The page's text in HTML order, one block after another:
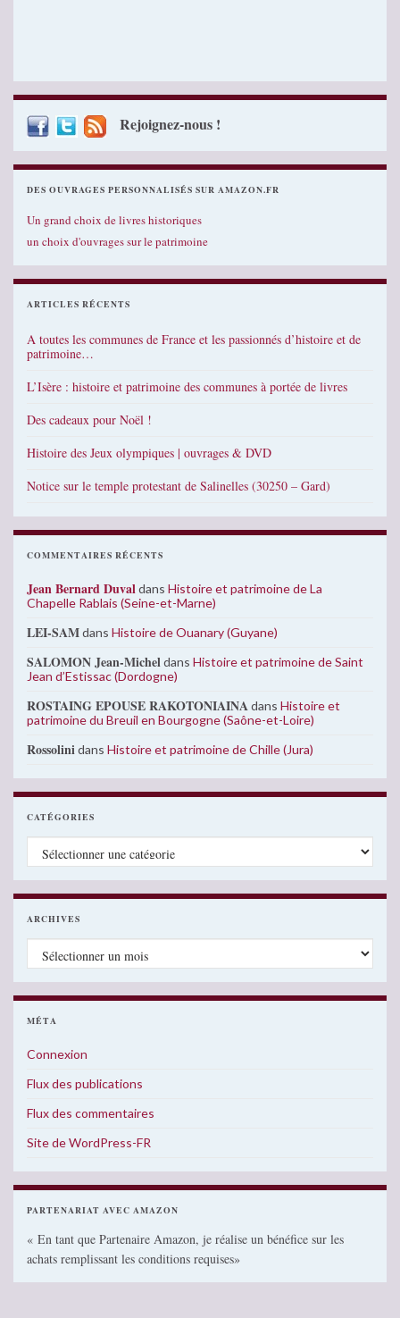
Rejoignez-nous !
DES OUVRAGES PERSONNALISÉS SUR AMAZON.FR
Un grand choix de livres historiques
un choix d'ouvrages sur le patrimoine
ARTICLES RÉCENTS
A toutes les communes de France et les passionnés d’histoire et de
patrimoine…
L’Isère : histoire et patrimoine des communes à portée de livres
Des cadeaux pour Noël !
Histoire des Jeux olympiques | ouvrages & DVD
Notice sur le temple protestant de Salinelles (30250 – Gard)
COMMENTAIRES RÉCENTS
Jean Bernard Duvaldans Histoire et patrimoine de La
Chapelle Rablais (Seine-et-Marne)
LEI-SAMdans Histoire de Ouanary (Guyane)
SALOMON Jean-Micheldans Histoire et patrimoine de Saint
Jean d’Estissac (Dordogne)
ROSTAING EPOUSE RAKOTONIAINAdans Histoire et
patrimoine du Breuil en Bourgogne (Saône-et-Loire)
Rossolinidans Histoire et patrimoine de Chille (Jura)
CATÉGORIES
Catégories
ARCHIVES
Archives
MÉTA
Connexion
Flux des publications
Flux des commentaires
Site de WordPress-FR
PARTENARIAT AVEC AMAZON
« En tant que Partenaire Amazon, je réalise un bénéfice sur les
achats remplissant les conditions requises»